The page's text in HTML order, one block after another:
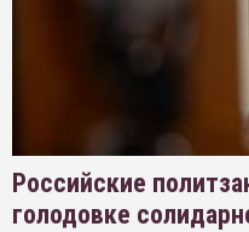
Российские
голодовке